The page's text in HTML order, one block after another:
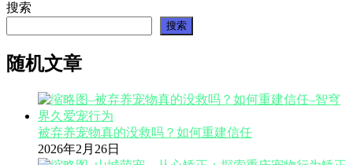
搜索
搜索
随机文章
被弃养宠物真的没救吗？如何重建信任
2026年2月26日